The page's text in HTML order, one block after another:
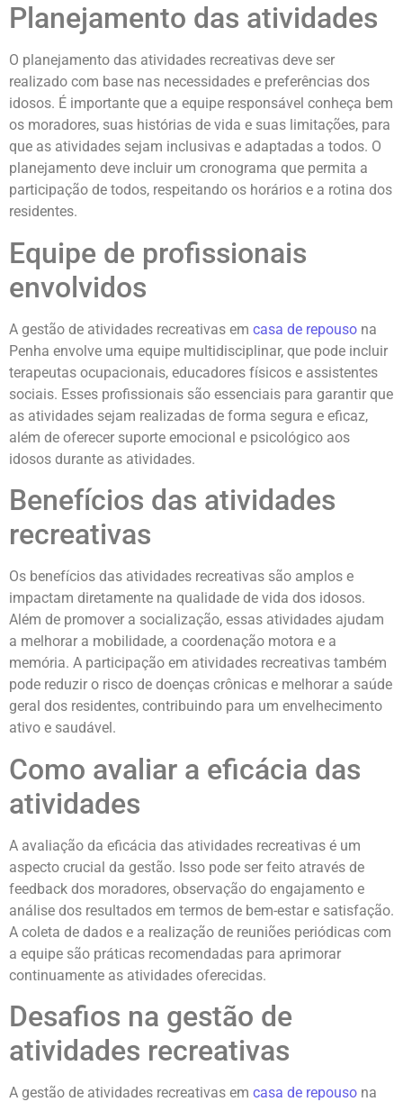
Planejamento das atividades
O planejamento das atividades recreativas deve ser
realizado com base nas necessidades e preferências dos
idosos. É importante que a equipe responsável conheça bem
os moradores, suas histórias de vida e suas limitações, para
que as atividades sejam inclusivas e adaptadas a todos. O
planejamento deve incluir um cronograma que permita a
participação de todos, respeitando os horários e a rotina dos
residentes.
Equipe de profissionais
envolvidos
A gestão de atividades recreativas em casa de repouso na
Penha envolve uma equipe multidisciplinar, que pode incluir
terapeutas ocupacionais, educadores físicos e assistentes
sociais. Esses profissionais são essenciais para garantir que
as atividades sejam realizadas de forma segura e eficaz,
além de oferecer suporte emocional e psicológico aos
idosos durante as atividades.
Benefícios das atividades
recreativas
Os benefícios das atividades recreativas são amplos e
impactam diretamente na qualidade de vida dos idosos.
Além de promover a socialização, essas atividades ajudam
a melhorar a mobilidade, a coordenação motora e a
memória. A participação em atividades recreativas também
pode reduzir o risco de doenças crônicas e melhorar a saúde
geral dos residentes, contribuindo para um envelhecimento
ativo e saudável.
Como avaliar a eficácia das
atividades
A avaliação da eficácia das atividades recreativas é um
aspecto crucial da gestão. Isso pode ser feito através de
feedback dos moradores, observação do engajamento e
análise dos resultados em termos de bem-estar e satisfação.
A coleta de dados e a realização de reuniões periódicas com
a equipe são práticas recomendadas para aprimorar
continuamente as atividades oferecidas.
Desafios na gestão de
atividades recreativas
A gestão de atividades recreativas em casa de repouso na